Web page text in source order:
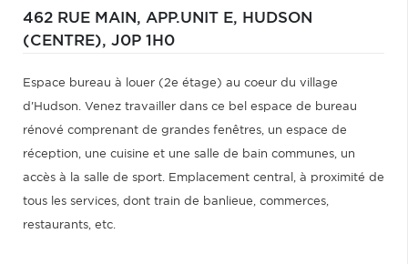
462 RUE MAIN, APP.UNIT E, HUDSON
(CENTRE), J0P 1H0
Espace bureau à louer (2e étage) au coeur du village
d'Hudson. Venez travailler dans ce bel espace de bureau
rénové comprenant de grandes fenêtres, un espace de
réception, une cuisine et une salle de bain communes, un
accès à la salle de sport. Emplacement central, à proximité de
tous les services, dont train de banlieue, commerces,
restaurants, etc.